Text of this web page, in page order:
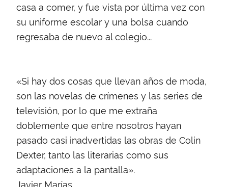
casa a comer, y fue vista por última vez con
su uniforme escolar y una bolsa cuando
regresaba de nuevo al colegio...
«Si hay dos cosas que llevan años de moda,
son las novelas de crímenes y las series de
televisión, por lo que me extraña
doblemente que entre nosotros hayan
pasado casi inadvertidas las obras de Colin
Dexter, tanto las literarias como sus
adaptaciones a la pantalla».
Javier Marías